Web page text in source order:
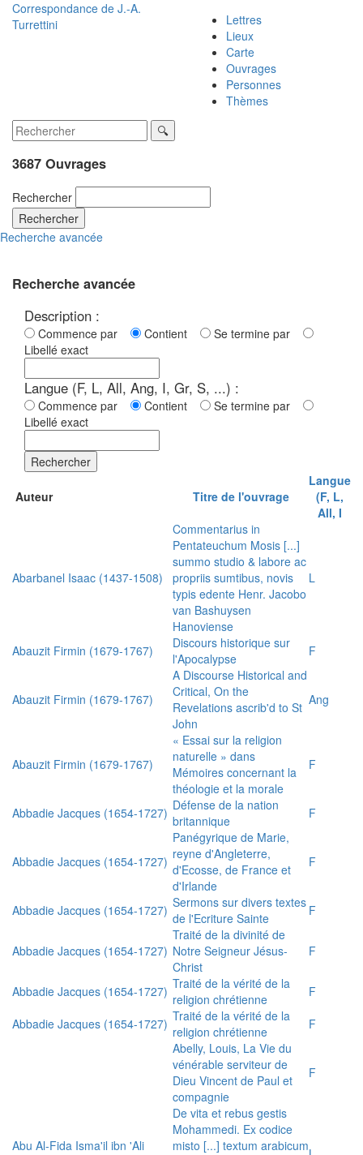
Correspondance de J.-A.
Turrettini
Lettres
Lieux
Carte
Ouvrages
Personnes
Thèmes
3687 Ouvrages
Rechercher
Rechercher
Recherche avancée
Recherche avancée
Description :
Commence par Contient
Se termine par
Libellé exact
Langue (F, L, All, Ang, I, Gr, S, ...) :
Commence par Contient
Se termine par
Libellé exact
Rechercher
Auteur Titre de l'ouvrage
Langue
(F, L,
All, I
Abarbanel Isaac (1437-1508)
Commentarius in
Pentateuchum Mosis [...]
summo studio & labore ac
propriis sumtibus, novis
typis edente Henr. Jacobo
van Bashuysen
Hanoviense
L
Abauzit Firmin (1679-1767)
Discours historique sur
l'Apocalypse
F
Abauzit Firmin (1679-1767)
A Discourse Historical and
Critical, On the
Revelations ascrib'd to St
John
Ang
Abauzit Firmin (1679-1767)
« Essai sur la religion
naturelle » dans
Mémoires concernant la
théologie et la morale
F
Abbadie Jacques (1654-1727) Défense de la nation
britannique
F
Abbadie Jacques (1654-1727)
Panégyrique de Marie,
reyne d'Angleterre,
d'Ecosse, de France et
d'Irlande
F
Abbadie Jacques (1654-1727) Sermons sur divers textes
de l'Ecriture Sainte
F
Abbadie Jacques (1654-1727)
Traité de la divinité de
Notre Seigneur Jésus-
Christ
F
Abbadie Jacques (1654-1727) Traité de la vérité de la
religion chrétienne
F
Abbadie Jacques (1654-1727) Traité de la vérité de la
religion chrétienne
F
Abelly, Louis, La Vie du
vénérable serviteur de
Dieu Vincent de Paul et
compagnie
F
Abu Al-Fida Isma'il ibn 'Ali
De vita et rebus gestis
Mohammedi. Ex codice
misto [...] textum arabicum